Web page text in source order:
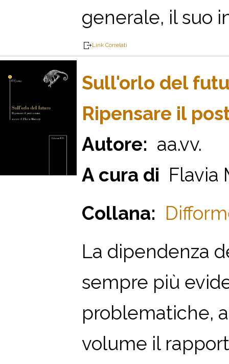
generale, il suo
Link Correlati
Sull'orlo del
Ripensare il
Autore: aa.vv.
A cura di Flavia
Collana:
La dipendenza
sempre più
problematiche,
volume il